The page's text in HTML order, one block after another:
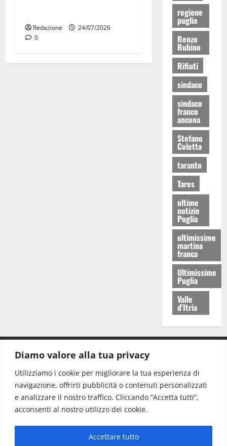
Diamo valore alla tua privacy
Utilizziamo i cookie per migliorare la tua esperienza di
navigazione, offrirti pubblicità o contenuti personalizzati
e analizzare il nostro traffico. Cliccando “Accetta tutti”,
acconsenti al nostro utilizzo dei cookie.
Accettare tutto
Redazione
24/07/2026
0
regione
puglia
Renzo
Rubino
Rifiuti
sindaco
sindaco
franco
ancona
Stefano
Coletta
taranto
Tares
ultime
notizie
Puglia
ultimissime
martina
franca
Ultimissime
Puglia
Valle
d'Itria
Redazione: redazione@www.martinasera.it
Direttore:direttore@www.martinasera.it
Info & Commerciale:info@www.martinasera.it